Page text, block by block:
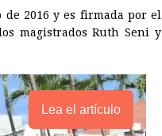
2016 y es firmada por el
magistrados Ruth Seni y
Lea el artículo